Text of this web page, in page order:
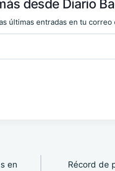
desde Diario
últimas entradas en tu correo
en
Récord de